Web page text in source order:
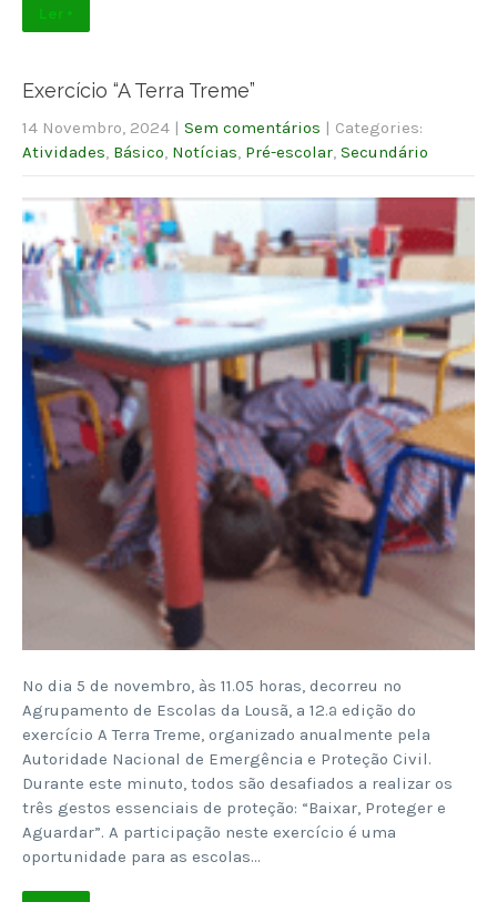
Ler +
Exercício “A Terra Treme”
14 Novembro, 2024 | Sem comentários | Categories:
Atividades Básico Notícias Pré-escolar Secundário
No dia 5 de novembro, às 11.05 horas, decorreu no
Agrupamento de Escolas da Lousã, a 12.ª edição do
exercício A Terra Treme, organizado anualmente pela
Autoridade Nacional de Emergência e Proteção Civil.
Durante este minuto, todos são desafiados a realizar os
três gestos essenciais de proteção: “Baixar, Proteger e
Aguardar”. A participação neste exercício é uma
oportunidade para as escolas…